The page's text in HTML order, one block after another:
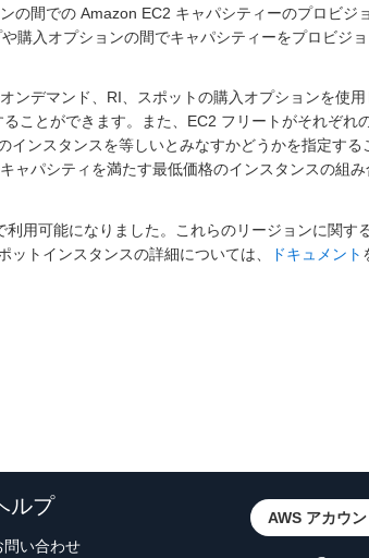
の間での Amazon EC2 キャパシティーのプロビジ
購入オプションの間でキャパシティーをプロビジ
ンデマンド、RI、スポットの購入オプションを使
ことができます。また、EC2 フリートがそれぞれ
ンスタンスを等しいとみなすかどうかを指定する
ャパシティを満たす最低価格のインスタンスの組み
用可能になりました。これらのリージョンに関す
トインスタンスの詳細については、 ドキュメント
ルプ
問い合わせ
AWS アカウ